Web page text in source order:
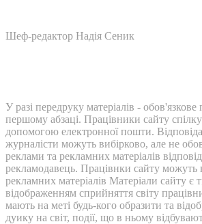
Шеф-редактор Надія Сеник
У разі передруку матеріалів -
першому абзаці. Працівники сайту
допомогою електронної пошти.
журналісти можуть вибірково, але не
реклами та рекламних матеріалів
рекламодавець. Працівнки сайту можуть
рекламних матеріалів Матеріали сайту є
відображенням сприйняття світу
мають на меті будь-кого образити та
дуику на світ, події, що в ньому